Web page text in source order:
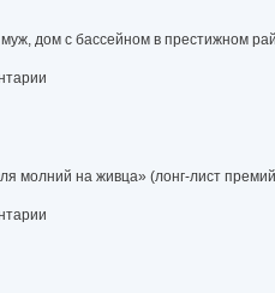
дом с бассейном в престижном
молний на живца» (лонг-лист